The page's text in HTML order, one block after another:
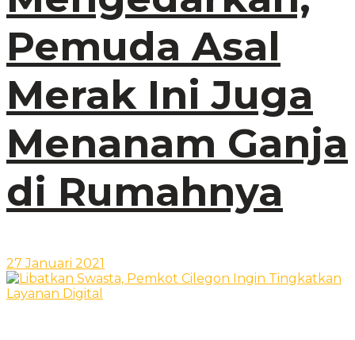
Pemuda Asal
Merak Ini Juga
Menanam Ganja
di Rumahnya
27 Januari 2021